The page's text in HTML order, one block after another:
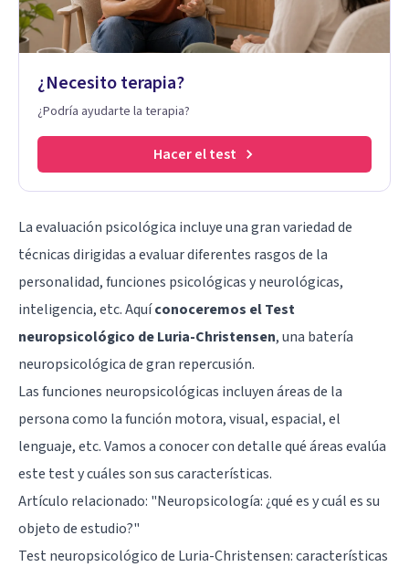
¿Necesito terapia?
¿Podría ayudarte la terapia?
Hacer el test
La evaluación psicológica incluye una gran variedad de
técnicas dirigidas a evaluar diferentes rasgos de la
personalidad, funciones psicológicas y neurológicas,
inteligencia, etc. Aquíconoceremos el Test
neuropsicológico de Luria-Christensen, una batería
neuropsicológica de gran repercusión.
Las funciones neuropsicológicas incluyen áreas de la
persona como la función motora, visual, espacial, el
lenguaje, etc. Vamos a conocer con detalle qué áreas evalúa
este test y cuáles son sus características.
Artículo relacionado: "Neuropsicología: ¿qué es y cuál es su
objeto de estudio?"
Test neuropsicológico de Luria-Christensen: características